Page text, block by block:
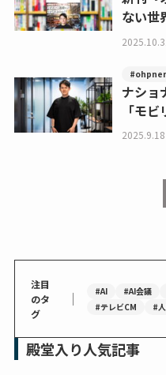
ない世
#ohpner
ナショ
「モ
2025.9.18
注目
のタ
グ
｜ #AI #AI会議
#テレビCM
#
殿堂入り人気記事